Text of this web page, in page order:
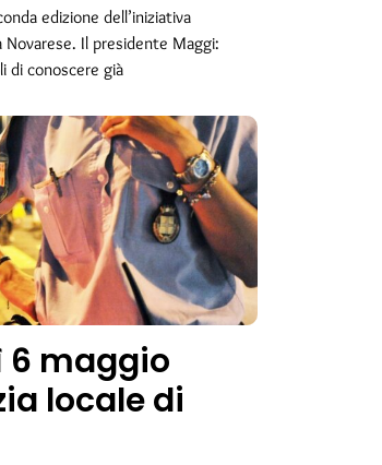
edizione dell’iniziativa
Novarese. Il presidente Maggi:
di conoscere già
6 maggio
locale di